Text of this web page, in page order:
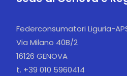
Federconsumatori Liguria-
Via Milano 40B/2
16126 GENOVA
t. +39 010 5960414